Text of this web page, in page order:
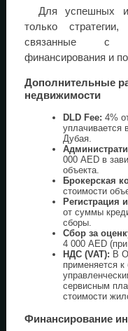
Для успешных
только
связанные с
финансирования и
Дополнительные
недвижимости
DLD Fee: 4%
уплачивается
Дубая.
000 AED в
объекта.
Брокерская
стоимости
Регистрация
от суммы
сборы.
Сбор за
4 000 AED
НДС (VAT): В
применяется
сервисным
стоимости
Финансирование